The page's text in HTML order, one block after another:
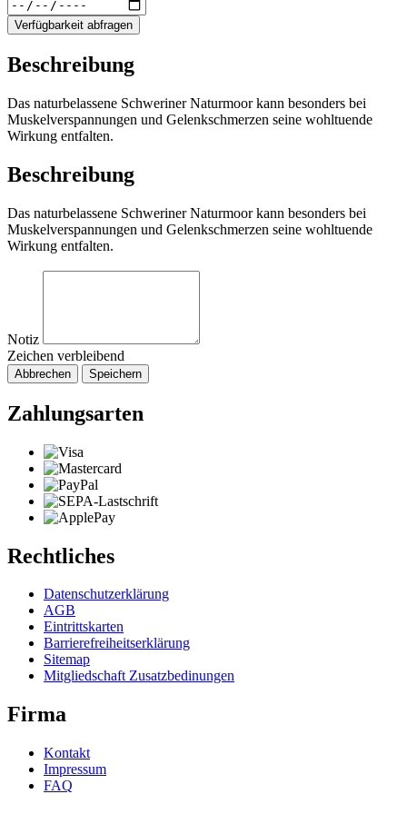
Verfügbarkeit abfragen
Beschreibung
Das naturbelassene Schweriner Naturmoor kann besonders bei
Muskelverspannungen und Gelenkschmerzen seine wohltuende
Wirkung entfalten.
Beschreibung
Das naturbelassene Schweriner Naturmoor kann besonders bei
Muskelverspannungen und Gelenkschmerzen seine wohltuende
Wirkung entfalten.
Notiz
Zeichen verbleibend
Abbrechen Speichern
Zahlungsarten
Rechtliches
Datenschutzerklärung
AGB
Eintrittskarten
Barrierefreiheitserklärung
Sitemap
Mitgliedschaft Zusatzbedinungen
Firma
Kontakt
Impressum
FAQ